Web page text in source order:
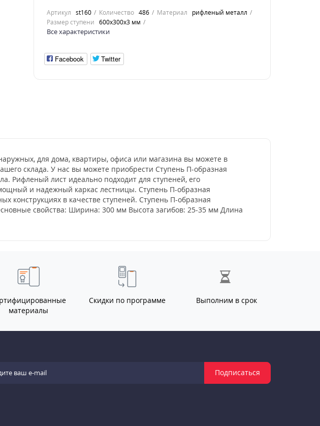
Артикул st160 Количество 486 Материал
рифленый металл
Размер ступени 600x300x3 мм
Все характеристики
Facebook Twitter
для дома, квартиры, офиса или магазина вы можете в
склада. У нас вы можете приобрести Ступень П-образная
Рифленый лист идеально подходит для ступеней, его
и надежный каркас лестницы. Ступень П-образная
конструкциях в качестве ступеней. Ступень П-образная
свойства: Ширина: 300 мм Высота загибов: 25-35 мм Длина
материалы
Скидки по программе Выполним в срок
Подписаться